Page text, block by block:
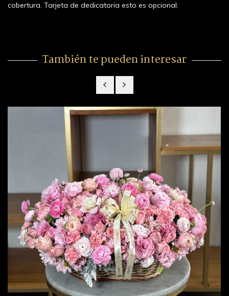
cobertura. Tarjeta de dedicatoria esto es opcional.
También te pueden interesar